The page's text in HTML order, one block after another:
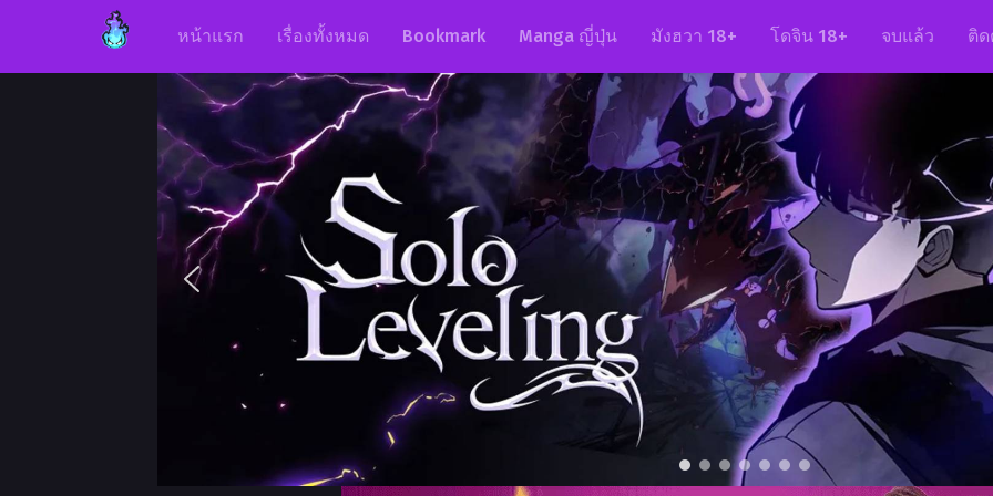
หน้าแรก เรื่องทั้งหมด Bookmark Manga ญี่ปุ่น มังฮวา 18+ โดจิน 18+ จบแล้ว ติ